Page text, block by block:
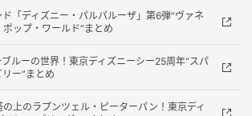
ールドスクウェアによるコラボイベ
4月10日（金）から6月30日（火）ま
クウェアで開催されます。
「ディズニー・パルパルーザ」第6弾“ヴァネ
ップ・ワールド”まとめ
ルーの世界！東京ディズニーシー25周年“スパ
ー”まとめ
上のラプンツェル・ピーターパン！東京ディ